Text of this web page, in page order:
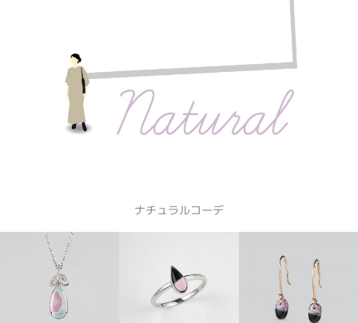
ナチュラルコーデ